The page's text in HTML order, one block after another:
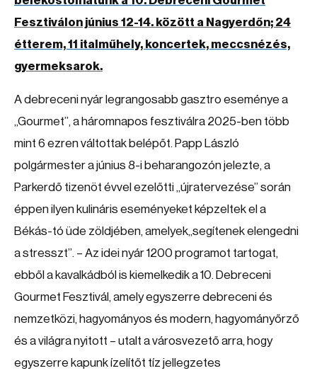
Fesztiválon június 12-14. között a Nagyerdőn; 24
étterem, 11 italműhely, koncertek, meccsnézés,
gyermeksarok.
A debreceni nyár legrangosabb gasztro eseménye a
„Gourmet”, a háromnapos fesztiválra 2025-ben több
mint 6 ezren váltottak belépőt. Papp László
polgármester a június 8-i beharangozón jelezte, a
Parkerdő tizenöt évvel ezelőtti „újratervezése” során
éppen ilyen kulináris eseményeket képzeltek el a
Békás-tó üde zöldjében, amelyek„segítenek elengedni
a stresszt”. – Az idei nyár 1200 programot tartogat,
ebből a kavalkádból is kiemelkedik a 10. Debreceni
Gourmet Fesztivál, amely egyszerre debreceni és
nemzetközi, hagyományos és modern, hagyományőrző
és a világra nyitott – utalt a városvezető arra, hogy
egyszerre kapunk ízelítőt tíz jellegzetes